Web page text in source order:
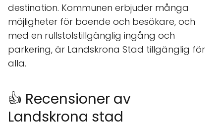
destination. Kommunen erbjuder många
möjligheter för boende och besökare, och
med en rullstolstillgänglig ingång och
parkering, är Landskrona Stad tillgänglig för
alla.
👍 Recensioner av
Landskrona stad